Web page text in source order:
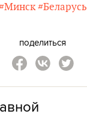
#Беларусь
поделиться